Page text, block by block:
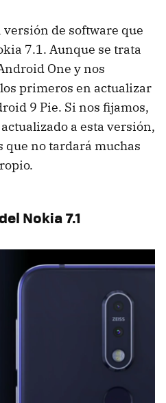
versión de software que
7.1. Aunque se trata
One y nos
primeros en actualizar
9 Pie. Si nos fijamos,
a esta versión,
que no tardará muchas
Nokia 7.1